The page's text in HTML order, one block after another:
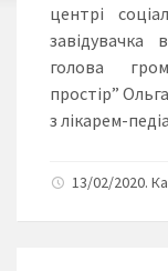
центрі
завідувачка
голова
простір”
з лікарем-
13/02/2020.